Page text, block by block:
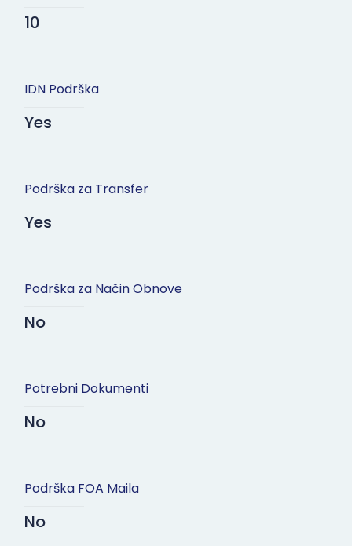
10
IDN Podrška
Yes
Podrška za Transfer
Yes
Podrška za Način Obnove
No
Potrebni Dokumenti
No
Podrška FOA Maila
No